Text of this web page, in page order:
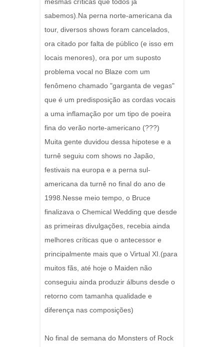
sabemos).Na perna norte-americana da
tour, diversos shows foram cancelados,
ora citado por falta de público (e isso em
locais menores), ora por um suposto
problema vocal no Blaze com um
fenômeno chamado "garganta de vegas"
que é um predisposição as cordas vocais
a uma inflamação por um tipo de poeira
fina do verão norte-americano (???)
Muita gente duvidou dessa hipotese e a
turnê seguiu com shows no Japão,
festivais na europa e a perna sul-
americana da turnê no final do ano de
1998.Nesse meio tempo, o Bruce
finalizava o Chemical Wedding que desde
as primeiras divulgações, recebia ainda
melhores críticas que o antecessor e
principalmente mais que o Virtual XI.(para
muitos fãs, até hoje o Maiden não
conseguiu ainda produzir álbuns desde o
retorno com tamanha qualidade e
diferença nas composições)
No final de semana do Monsters of Rock